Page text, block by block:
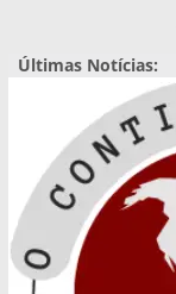
para
Últimas Notícias: